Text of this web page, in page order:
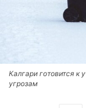
Калгари готовится
угрозам